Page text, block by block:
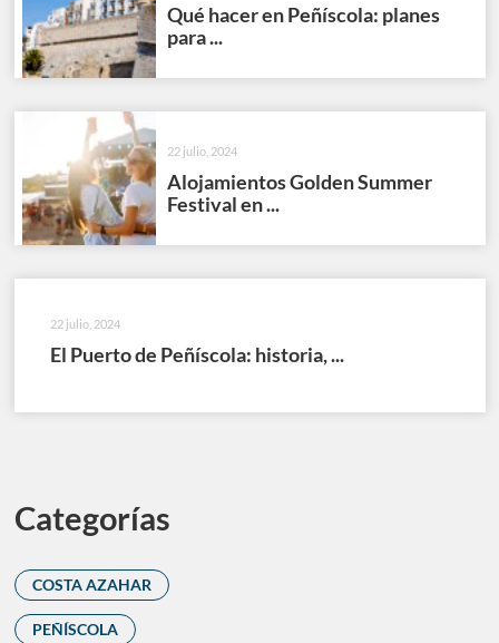
Qué hacer en Peñíscola: planes
para ...
22 julio, 2024
Alojamientos Golden Summer
Festival en ...
22 julio, 2024
El Puerto de Peñíscola: historia, ...
Categorías
COSTA AZAHAR
PEÑÍSCOLA